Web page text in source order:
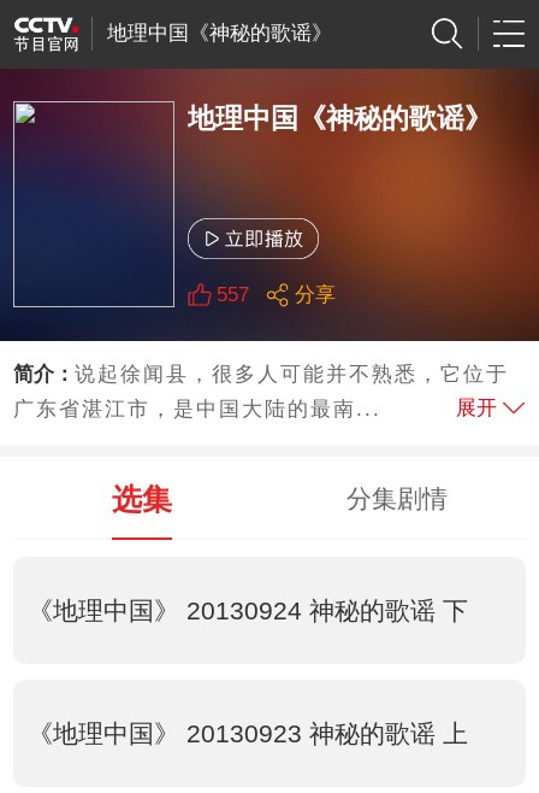
地理中国《神秘的歌谣》
地理中国《神秘的歌谣》
557 分享
简介：说起徐闻县，很多人可能并不熟悉，它位于
广东省湛江市，是中国大陆的最南...
展开
选集 分集剧情
《地理中国》 20130924 神秘的歌谣 下
《地理中国》 20130923 神秘的歌谣 上